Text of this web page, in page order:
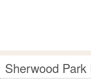
Sherwood